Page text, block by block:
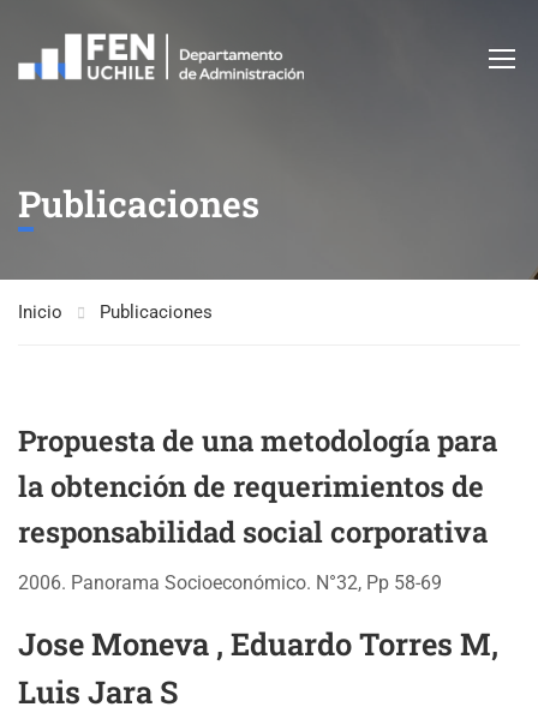
Publicaciones
Inicio Publicaciones
Propuesta de una metodología para
la obtención de requerimientos de
responsabilidad social corporativa
2006. Panorama Socioeconómico. N°32, Pp 58-69
Jose Moneva , Eduardo Torres M,
Luis Jara S